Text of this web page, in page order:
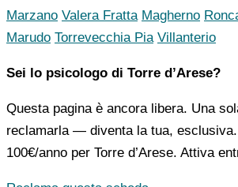
Marzano Valera Fratta Magherno
Marudo Torrevecchia Pia Villanterio
Sei lo psicologo di Torre d’Arese?
Questa pagina è ancora libera. Una
reclamarla — diventa la tua, esclusiva.
100€/anno per Torre d’Arese. Attiva